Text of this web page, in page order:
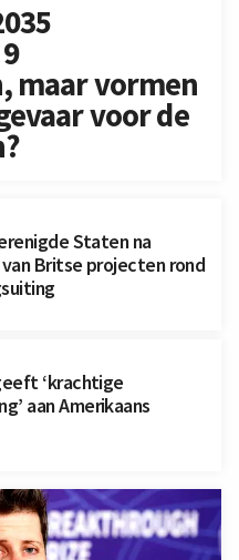
maar vormen
voor de
Staten na
Britse projecten rond
‘krachtige
aan Amerikaans